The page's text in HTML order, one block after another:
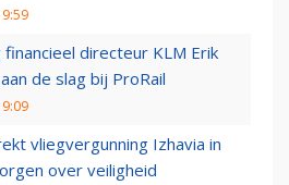
financieel directeur KLM Erik
de slag bij ProRail
vliegvergunning Izhavia in
over veiligheid